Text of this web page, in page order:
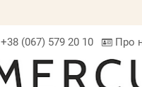
+38 (067) 579 20 10 Про